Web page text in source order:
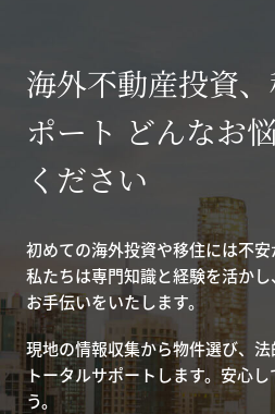
海外不動産投資
ポート どんなお
ください
初めての海外投資や移住には不安
私たちは専門知識と経験を活か
お手伝いをいたします。
現地の情報収集から物件選び、
トータルサポートします。安心
う。